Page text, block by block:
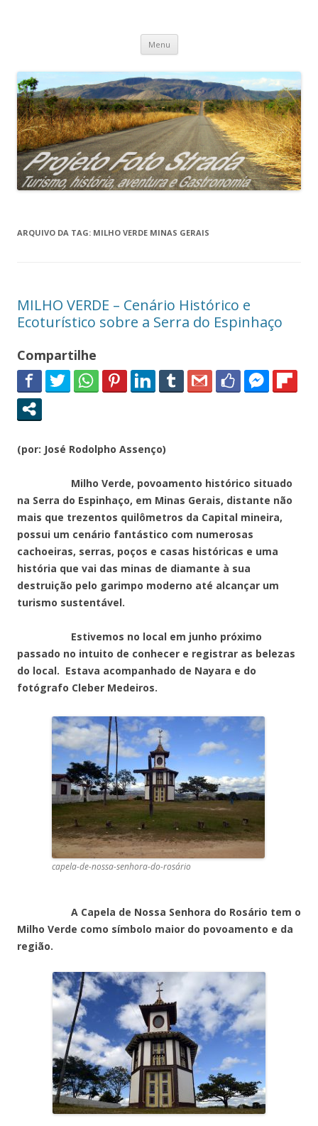
Projeto Foto Strada
Menu Pular
o
conteúdo
ARQUIVO DA TAG: MILHO VERDE MINAS GERAIS
MILHO VERDE – Cenário Histórico e
Ecoturístico sobre a Serra do Espinhaço
Compartilhe
(por: José Rodolpho Assenço)
Milho Verde, povoamento histórico situado
na Serra do Espinhaço, em Minas Gerais, distante não
mais que trezentos quilômetros da Capital mineira,
possui um cenário fantástico com numerosas
cachoeiras, serras, poços e casas históricas e uma
história que vai das minas de diamante à sua
destruição pelo garimpo moderno até alcançar um
turismo sustentável.
Estivemos no local em junho próximo
passado no intuito de conhecer e registrar as belezas
do local. Estava acompanhado de Nayara e do
fotógrafo Cleber Medeiros.
capela-de-nossa-senhora-do-rosário
A Capela de Nossa Senhora do Rosário tem o
Milho Verde como símbolo maior do povoamento e da
região.